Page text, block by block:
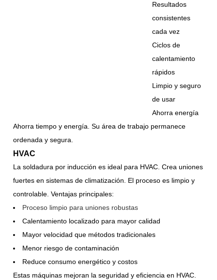
Resultados
consistentes
cada vez
Ciclos de
calentamiento
rápidos
Limpio y seguro
de usar
Ahorra energía
Ahorra tiempo y energía. Su área de trabajo permanece
ordenada y segura.
HVAC
La soldadura por inducción es ideal para HVAC. Crea uniones
fuertes en sistemas de climatización. El proceso es limpio y
controlable. Ventajas principales:
Proceso limpio para uniones robustas
Calentamiento localizado para mayor calidad
Mayor velocidad que métodos tradicionales
Menor riesgo de contaminación
Reduce consumo energético y costos
Estas máquinas mejoran la seguridad y eficiencia en HVAC.